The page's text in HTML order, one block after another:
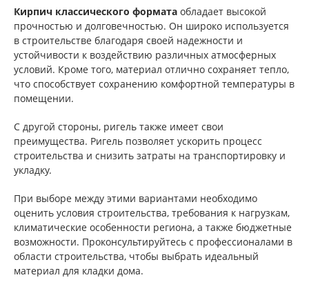
Кирпич классического формата обладает высокой
прочностью и долговечностью. Он широко используется
в строительстве благодаря своей надежности и
устойчивости к воздействию различных атмосферных
условий. Кроме того, материал отлично сохраняет тепло,
что способствует сохранению комфортной температуры в
помещении.
С другой стороны, ригель также имеет свои
преимущества. Ригель позволяет ускорить процесс
строительства и снизить затраты на транспортировку и
укладку.
При выборе между этими вариантами необходимо
оценить условия строительства, требования к нагрузкам,
климатические особенности региона, а также бюджетные
возможности. Проконсультируйтесь с профессионалами в
области строительства, чтобы выбрать идеальный
материал для кладки дома.